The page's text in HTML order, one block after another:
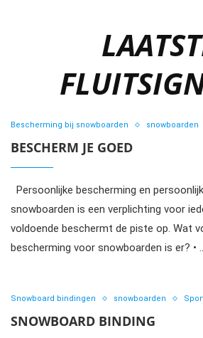
Bescherming bij snowboarden snowboarden
BESCHERM JE GOED
Persoonlijke bescherming en
snowboarden is een verplichting voor
voldoende beschermt de piste op. Wat
bescherming voor snowboarden is er? •
Snowboard bindingen snowboarden
SNOWBOARD BINDING